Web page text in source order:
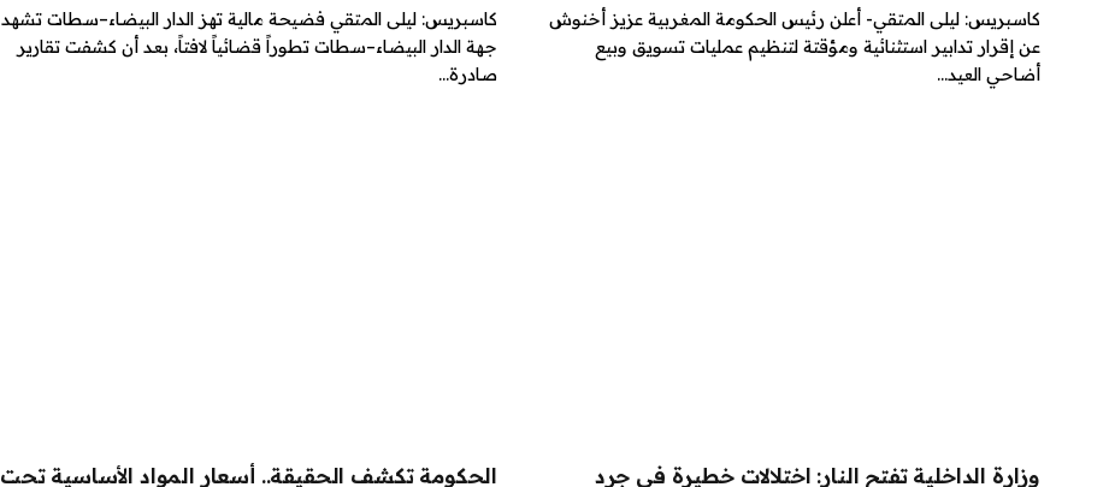
كاسبريس: ليلى المتقي- أعلن رئيس الحكومة المغربية عزيز أخنوش
عن إقرار تدابير استثنائية ومؤقتة لتنظيم عمليات تسويق وبيع
أضاحي العيد…
كاسبريس: ليلى المتقي فضيحة مالية تهز الدار البيضاء–سطات تشهد
جهة الدار البيضاء–سطات تطوراً قضائياً لافتاً، بعد أن كشفت تقارير
صادرة…
وزارة الداخلية تفتح النار: اختلالات خطيرة في جرد
الحكومة تكشف الحقيقة.. أسعار المواد الأساسية تحت